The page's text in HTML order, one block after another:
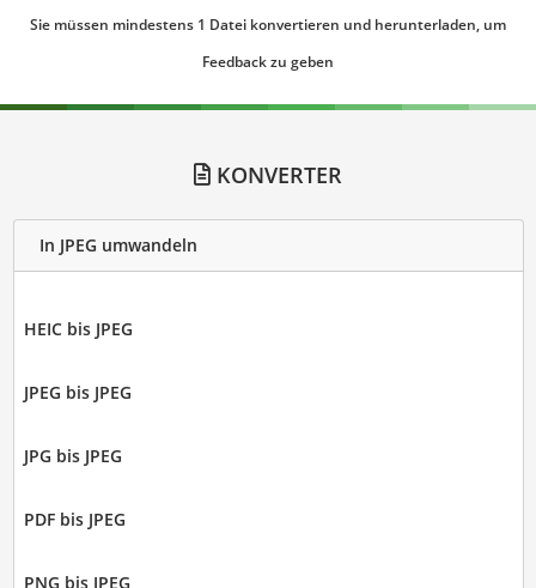
Sie müssen mindestens 1 Datei konvertieren und herunterladen, um
Feedback zu geben
KONVERTER
In JPEG umwandeln
HEIC bis JPEG
JPEG bis JPEG
JPG bis JPEG
PDF bis JPEG
PNG bis JPEG